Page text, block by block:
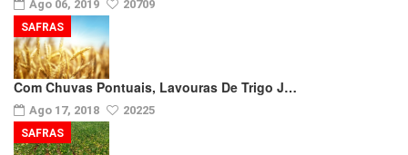
Ago 06, 2019 20709
Com Chuvas Pontuais, Lavouras De Trigo J…
Ago 17, 2018 20225
SAFRAS
SAFRAS